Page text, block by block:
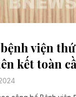
viện
kết toàn